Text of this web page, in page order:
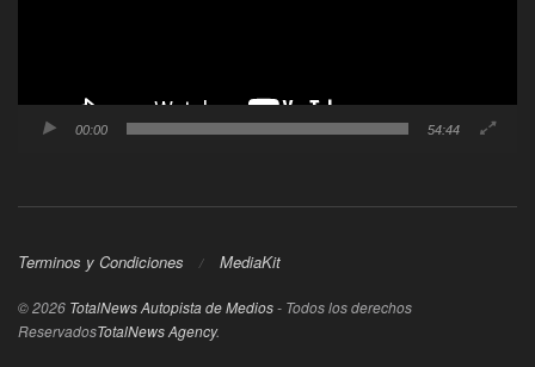
00:00 54:44
Terminos y Condiciones MediaKit
© 2026 TotalNews Autopista de Medios- Todos los derechos
ReservadosTotalNews Agency.